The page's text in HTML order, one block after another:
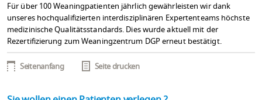
Für über 100 Weaningpatienten jährlich gewährleisten wir dank
unseres hochqualifizierten interdisziplinären Expertenteams höchste
medizinische Qualitätsstandards. Dies wurde aktuell mit der
Rezertifizierung zum Weaningzentrum DGP erneut bestätigt.
Seitenanfang Seite drucken